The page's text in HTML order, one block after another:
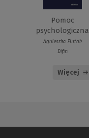
Pomoc
psychologiczna
Agnieszka Fiutak
Difin
Więcej